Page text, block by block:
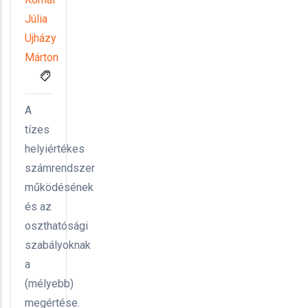
Júlia
Ujházy
Márton
A
tízes
helyiértékes
számrendszer
működésének
és az
oszthatósági
szabályoknak
a
(mélyebb)
megértése.